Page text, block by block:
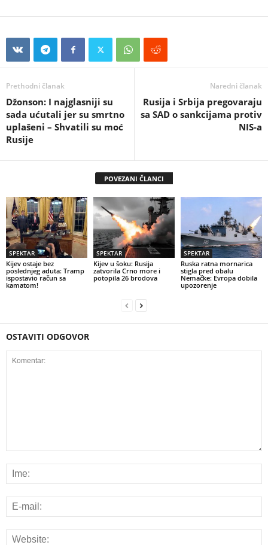
Prethodni članak
Džonson: I najglasniji su
sada ućutali jer su smrtno
uplašeni – Shvatili su moć
Rusije
Naredni članak
Rusija i Srbija pregovaraju
sa SAD o sankcijama protiv
NIS-a
POVEZANI ČLANCI
SPEKTAR
Kijev ostaje bez
poslednjeg aduta: Tramp
ispostavio račun sa
kamatom!
SPEKTAR
Kijev u šoku: Rusija
zatvorila Crno more i
potopila 26 brodova
SPEKTAR
Ruska ratna mornarica
stigla pred obalu
Nemačke: Evropa dobila
upozorenje
OSTAVITI ODGOVOR